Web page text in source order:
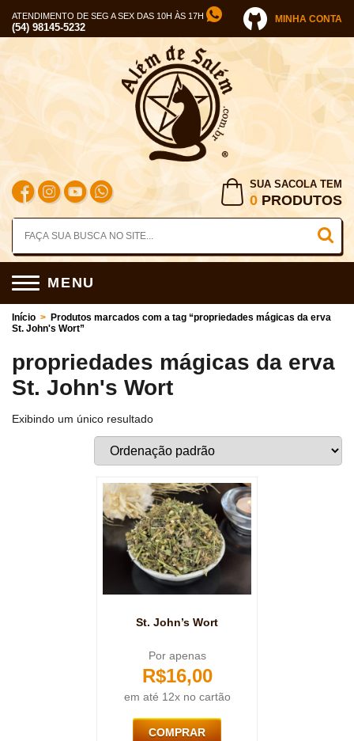
ATENDIMENTO DE SEG A SEX DAS 10H ÀS 17H
(54) 98145-5232
MINHA CONTA
SUA SACOLA TEM
0 PRODUTOS
MENU
Início > Produtos marcados com a tag “propriedades mágicas da erva
St. John's Wort”
propriedades mágicas da erva
St. John's Wort
Exibindo um único resultado
St. John’s Wort
Por apenas
R$16,00
em até 12x no cartão
COMPRAR